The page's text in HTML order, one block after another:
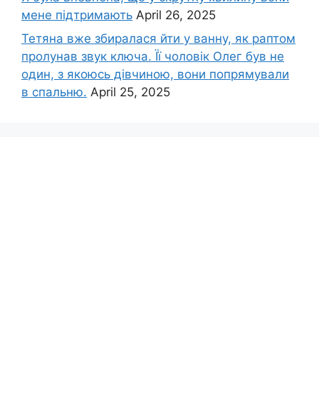
мене підтримають April 26, 2025
Тетяна вже збиралася йти у ванну, як раптом
пролунав звук ключа. Її чоловік Олег був не
один, з якоюсь дівчиною, вони попрямували
в спальню. April 25, 2025